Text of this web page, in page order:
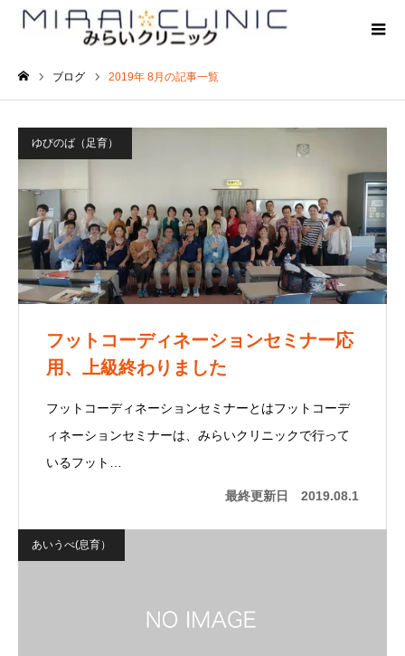
ブログ 2019年 8月の記事一覧
ゆびのば（足育）
フットコーディネーションセミナー応
用、上級終わりました
フットコーディネーションセミナーとはフットコーデ
ィネーションセミナーは、みらいクリニックで行って
いるフット…
最終更新日 2019.08.1
あいうべ(息育）